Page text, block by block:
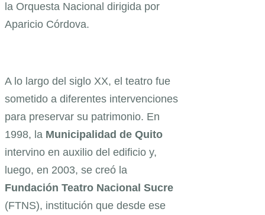
la Orquesta Nacional dirigida por
Aparicio Córdova.
A lo largo del siglo XX, el teatro fue
sometido a diferentes intervenciones
para preservar su patrimonio. En
1998, la Municipalidad de Quito
intervino en auxilio del edificio y,
luego, en 2003, se creó la
Fundación Teatro Nacional Sucre
(FTNS), institución que desde ese